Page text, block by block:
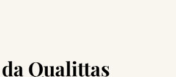
Qualittas